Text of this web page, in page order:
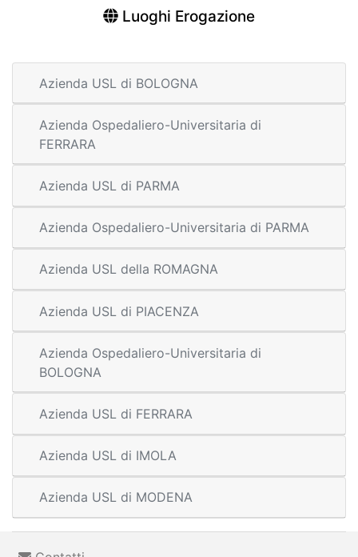
Luoghi Erogazione
Azienda USL di BOLOGNA
Azienda Ospedaliero-Universitaria di
FERRARA
Azienda USL di PARMA
Azienda Ospedaliero-Universitaria di PARMA
Azienda USL della ROMAGNA
Azienda USL di PIACENZA
Azienda Ospedaliero-Universitaria di
BOLOGNA
Azienda USL di FERRARA
Azienda USL di IMOLA
Azienda USL di MODENA